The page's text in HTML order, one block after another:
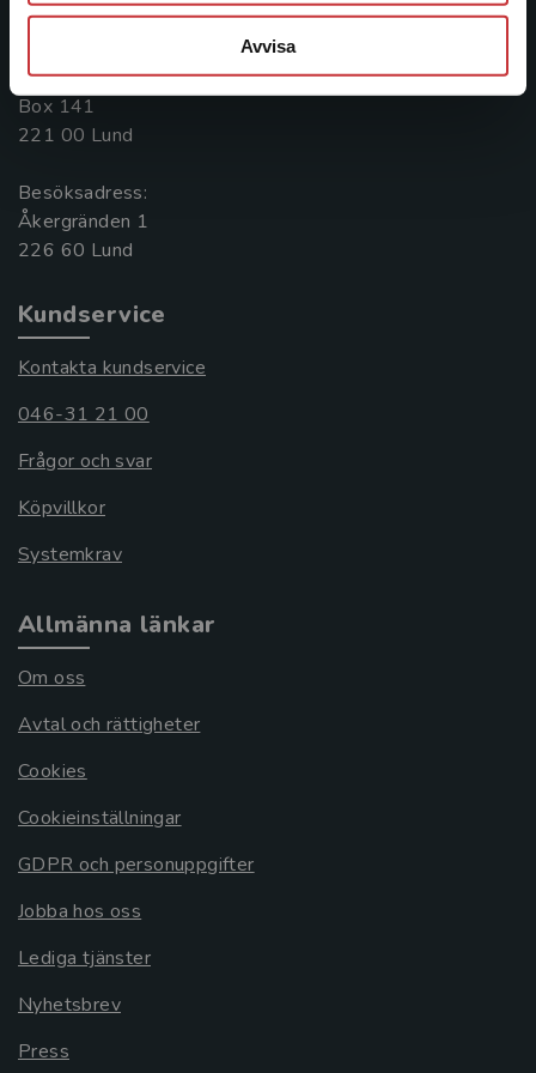
Avvisa
Postadress:
Box 141
221 00 Lund
Besöksadress:
Åkergränden 1
Kundservice
Kontakta kundservice
046-31 21 00
Frågor och svar
Köpvillkor
Systemkrav
Allmänna länkar
Om oss
Avtal och rättigheter
Cookies
Cookieinställningar
GDPR och personuppgifter
Jobba hos oss
Lediga tjänster
Nyhetsbrev
Press